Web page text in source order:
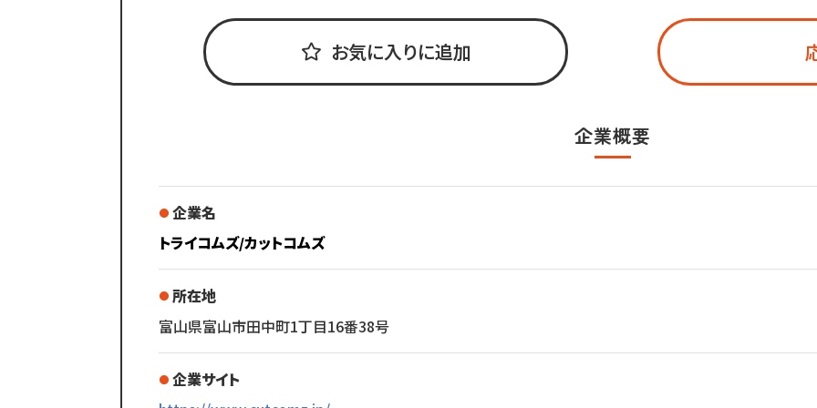
スタッフの皆さんに
長く働き続けてほしいからこそ
不満の出ないお給料設定をしています。
スタッフにより多く還元できるよう
★ポイント３
カット専門店だから
材料費なども少ない
￣￣￣￣￣￣￣￣￣￣￣
シャンプーもないので
機材代や材料費が
他のサロンに比べてかかりません。
★育休・産休後の復職を考えている
そんなあなたが活躍できる環境があります！
生活スタイルに合わせて
働けることが魅力です。
お客様にも早くて安いと喜ばれ、
今の時代にあったお店だと思います。
しばらくカットから
離れた仕事をしていて不安もありましたが、
いろいろ相談しながらできる環境なので
とても働きやすいです。
残業もほとんどなく
家族との時間も大切にできて
お気に入りに追加
企業概要
企業名
トライコムズ/カットコムズ
所在地
富山県富山市田中町1丁目16番38号
企業サイト